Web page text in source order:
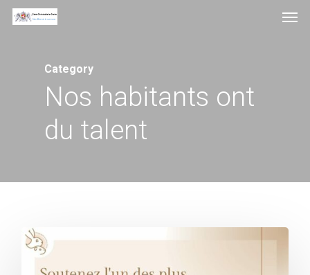
Skip
Category
Nos habitants ont
du talent